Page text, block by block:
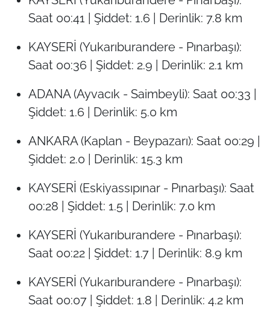
Saat 00:41 | Şiddet: 1.6 | Derinlik: 7.8 km
KAYSERİ (Yukarıburandere - Pınarbaşı):
Saat 00:36 | Şiddet: 2.9 | Derinlik: 2.1 km
ADANA (Ayvacık - Saimbeyli): Saat 00:33 |
Şiddet: 1.6 | Derinlik: 5.0 km
ANKARA (Kaplan - Beypazarı): Saat 00:29 |
Şiddet: 2.0 | Derinlik: 15.3 km
KAYSERİ (Eskiyassıpınar - Pınarbaşı): Saat
00:28 | Şiddet: 1.5 | Derinlik: 7.0 km
KAYSERİ (Yukarıburandere - Pınarbaşı):
Saat 00:22 | Şiddet: 1.7 | Derinlik: 8.9 km
KAYSERİ (Yukarıburandere - Pınarbaşı):
Saat 00:07 | Şiddet: 1.8 | Derinlik: 4.2 km